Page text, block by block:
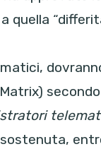
quella
sostenuta,